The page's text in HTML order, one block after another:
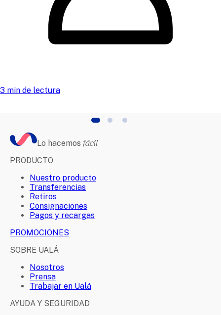
3 min de lectura
Lo hacemos fácil
PRODUCTO
Nuestro producto
Transferencias
Retiros
Consignaciones
Pagos y recargas
PROMOCIONES
SOBRE UALÁ
Nosotros
Prensa
Trabajar en Ualá
AYUDA Y SEGURIDAD